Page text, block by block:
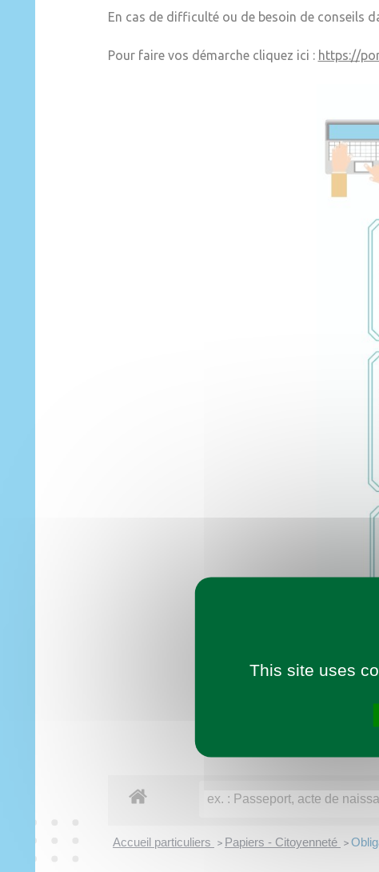
Découvrir
Municipalité
À tout âge
Vie pratique
Loisirs
Imaginer demain
En cas de difficulté ou de besoin de conseils
Pour faire vos démarche cliquez ici : https://
Accueil particuliers > Papiers - Citoyenneté >
This site uses